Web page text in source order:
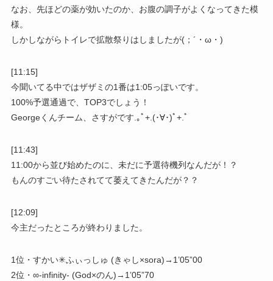
なお、先ほどの薬が効いたのか、お腹の調子がよくなってきた模
様。
しかしながらトイレで拡散祭りはしましたが(；´・ω・)
[11:15]
今聞いてる中ではザザミの1番は1:05っぽいです。
100%予選通過で、TOP3でしょう！
Georgeくんチーム、さすがです.｡ﾟ+.(･∀･)ﾟ+.ﾟ
[11:43]
11:00から並び始めたのに、未だに予選待機列なんだが！？
もんのすごい待たされてて萎えてきたんだが？？
[12:09]
今主だったところが終わりました。
1位・すかい✳︎ふぃっしゅ (きゃし×sora)→1’05”00
2位・∞-infinity- (God×のん)→1’05”70